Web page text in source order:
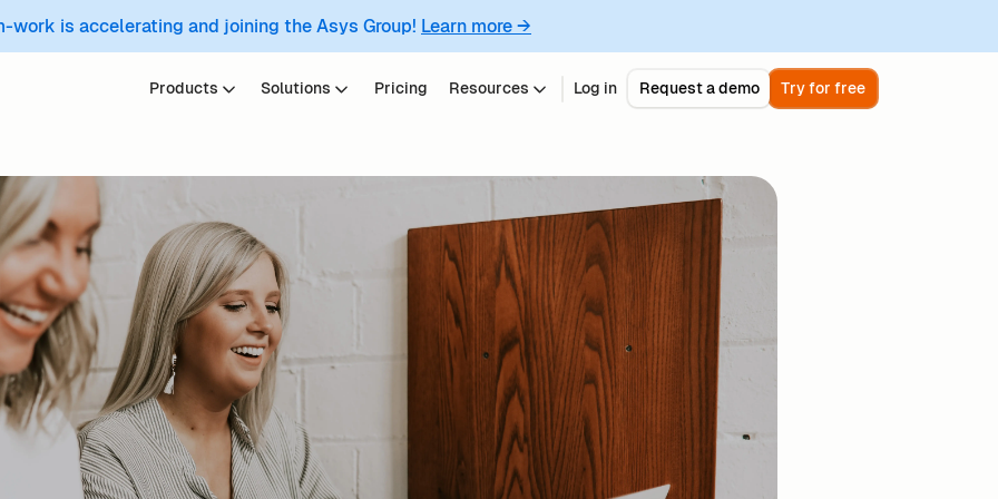
work is accelerating and joining the Asys Group! Learn more →
Products Solutions Pricing Resources Log in Request a demo Try for free